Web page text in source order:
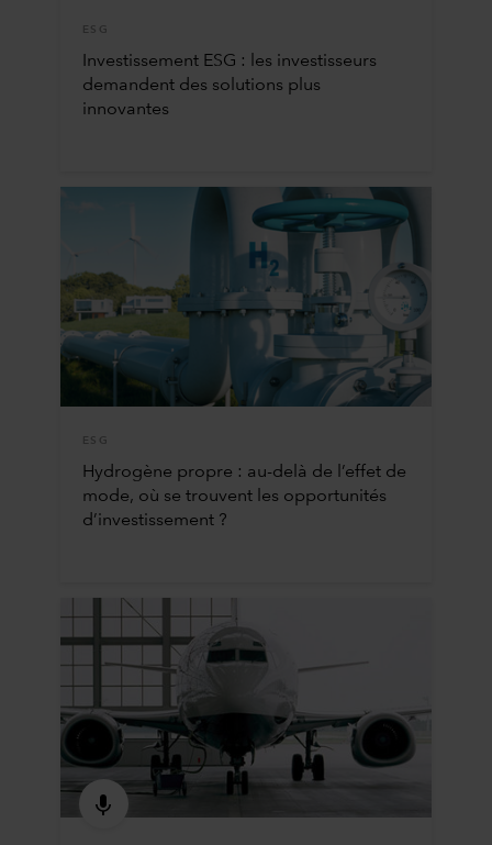
ESG
Investissement ESG : les investisseurs
demandent des solutions plus
innovantes
ESG
Hydrogène propre : au-delà de l’effet de
mode, où se trouvent les opportunités
d’investissement ?